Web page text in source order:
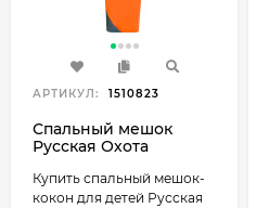
АРТИКУЛ: 1510823
Спальный мешок
Русская Охота
Купить спальный мешок-
кокон для детей Русская